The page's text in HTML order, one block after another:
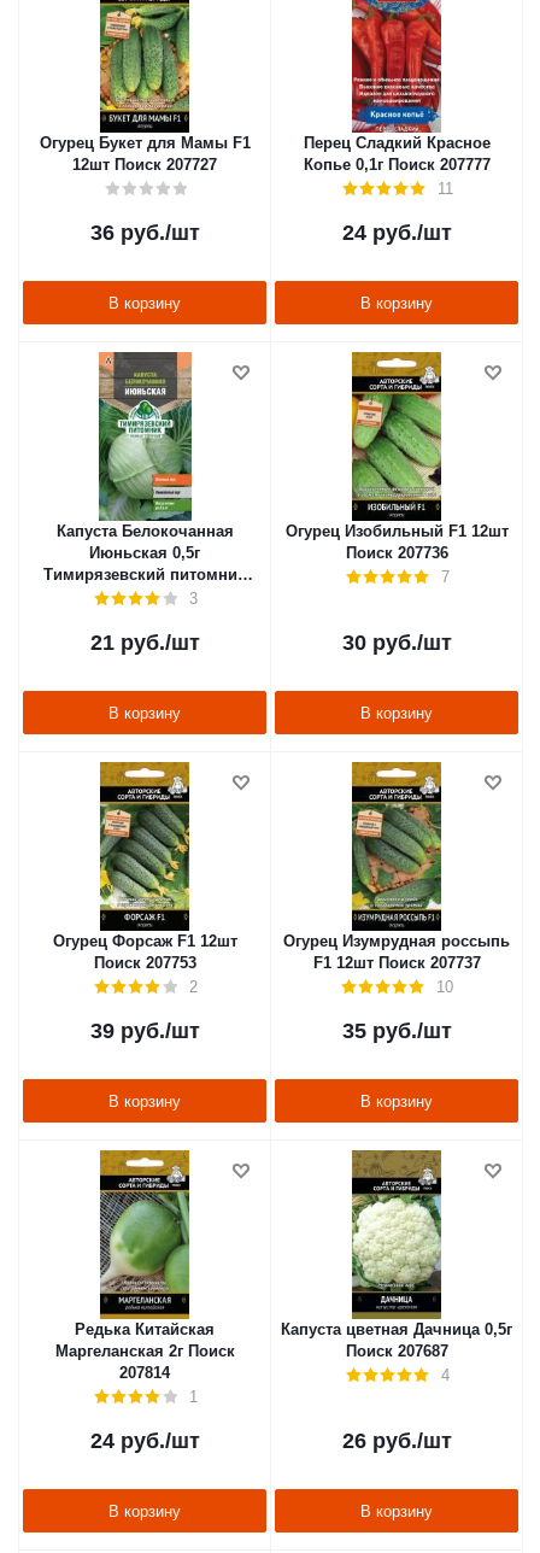
Огурец Букет для Мамы F1
12шт Поиск 207727
36руб./шт
В корзину
Перец Сладкий Красное
Копье 0,1г Поиск 207777
11
24руб./шт
В корзину
Капуста Белокочанная
Июньская 0,5г
Тимирязевский питомник
214017
3
21руб./шт
В корзину
Огурец Изобильный F1 12шт
Поиск 207736
7
30руб./шт
В корзину
Огурец Форсаж F1 12шт
Поиск 207753
2
39руб./шт
В корзину
Огурец Изумрудная россыпь
F1 12шт Поиск 207737
10
35руб./шт
В корзину
Редька Китайская
Маргеланская 2г Поиск
207814
1
24руб./шт
В корзину
Капуста цветная Дачница 0,5г
Поиск 207687
4
26руб./шт
В корзину